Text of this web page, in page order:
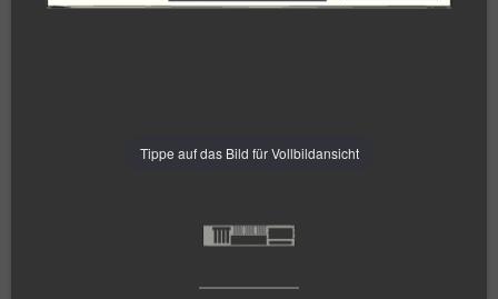
Tippe auf das Bild für Vollbildansicht